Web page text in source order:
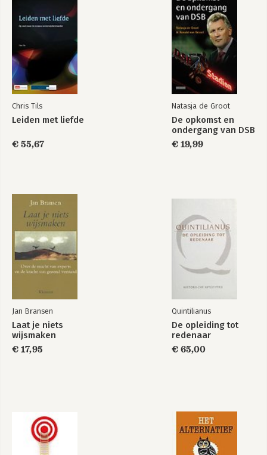
Bijlage bij hoofdstuk 4
Chris Tils
Leiden met liefde
€ 55,67
Natasja de Groot
De opkomst en
ondergang van DSB
€ 19,99
Jan Bransen
Laat je niets
wijsmaken
€ 17,95
Quintilianus
De opleiding tot
redenaar
€ 65,00